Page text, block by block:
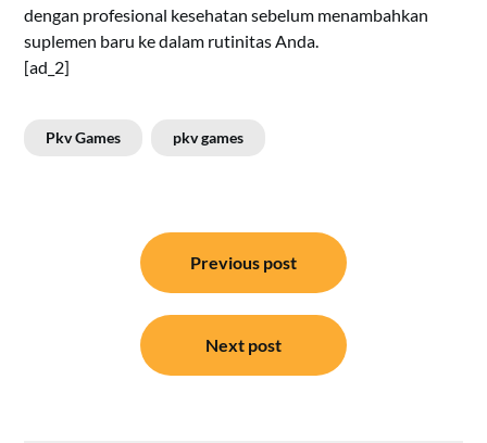
dengan profesional kesehatan sebelum menambahkan
suplemen baru ke dalam rutinitas Anda.
[ad_2]
Pkv Games pkv games
navigation
Previous post
Next post